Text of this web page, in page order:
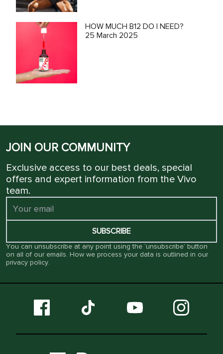
HOW MUCH B12 DO I NEED?
25 March 2025
JOIN OUR COMMUNITY
Exclusive access to our best deals, special
offers and expert information from the Vivo
team.
SUBSCRIBE
You can unsubscribe at any point using the ‘unsubscribe’ button
on all of our emails. How we process your data is outlined in our
privacy policy.